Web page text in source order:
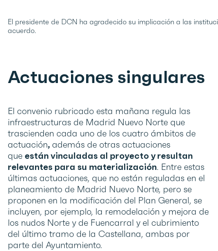
El presidente de DCN ha agradecido su implicación a las
acuerdo.
Actuaciones singulares
El convenio rubricado esta mañana regula las
infraestructuras de Madrid Nuevo Norte que
trascienden cada uno de los cuatro ámbitos de
actuación, además de otras actuaciones
que están vinculadas al proyecto y resultan
relevantes para su materialización. Entre estas
últimas actuaciones, que no están reguladas en el
planeamiento de Madrid Nuevo Norte, pero se
proponen en la modificación del Plan General, se
incluyen, por ejemplo, la remodelación y mejora de
los nudos Norte y de Fuencarral y el cubrimiento
del último tramo de la Castellana, ambas por
parte del Ayuntamiento.